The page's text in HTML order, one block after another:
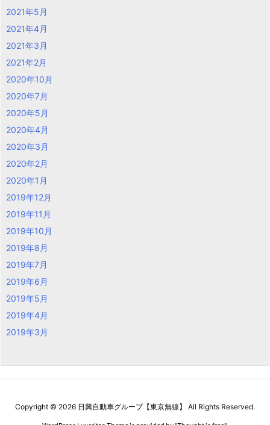
2021年5月
2021年4月
2021年3月
2021年2月
2020年10月
2020年7月
2020年5月
2020年4月
2020年3月
2020年2月
2020年1月
2019年12月
2019年11月
2019年10月
2019年8月
2019年7月
2019年6月
2019年5月
2019年4月
2019年3月
Copyright © 2026 日興自動車グループ【東京無線】 All Rights Reserved.